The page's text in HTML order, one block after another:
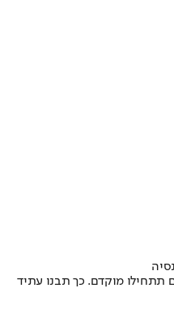
תתחילו מוקדם. כך תבנו עתיד